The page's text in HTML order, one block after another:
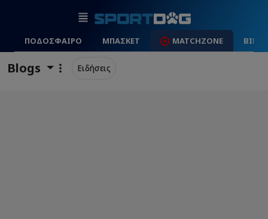
ΠΟΔΟΣΦΑΙΡΟ ΜΠΑΣΚΕΤ MATCHZONE
Blogs Ειδήσεις